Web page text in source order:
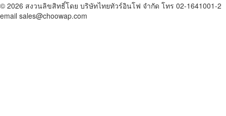
© 2026 สงวนลิขสิทธิ์โดย บริษัทไทยทัวร์อินโฟ จำกัด โทร 02-1641001-2
email sales@choowap.com